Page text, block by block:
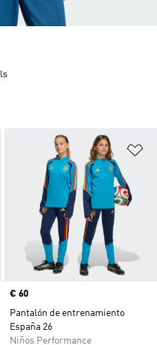
a la lista de deseos
Precio
€ 60
Pantalón de entrenamiento
España 26
Niños Performance